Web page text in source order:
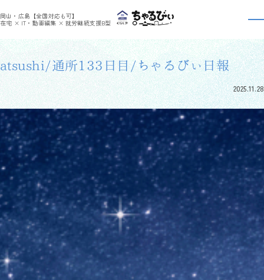
岡山・広島【全国対応も可】
在宅 × IT・動画編集 × 就労継続支援B型
利用者さんの日報 >
利用者さんの日報
atsushi/通所133日目/ちゃるびぃ日報
2025.11.28